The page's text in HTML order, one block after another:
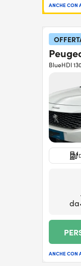
ANCHE CON
BlueHDI
da
ANCHE CON